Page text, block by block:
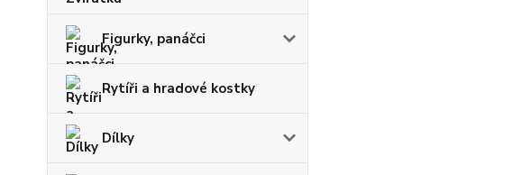
Figurky, panáčci
Rytíři a hradové kostky
Dílky